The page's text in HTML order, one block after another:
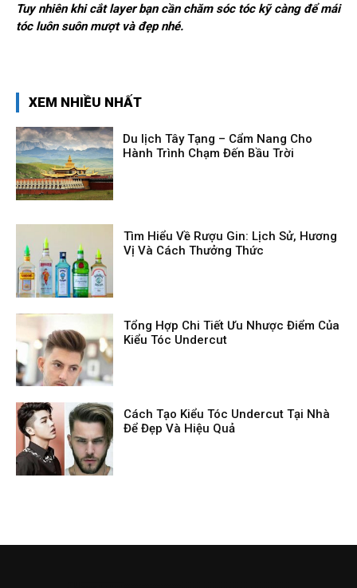
Tuy nhiên khi cắt layer bạn cần chăm sóc tóc kỹ càng để mái
tóc luôn suôn mượt và đẹp nhé.
XEM NHIỀU NHẤT
Du lịch Tây Tạng – Cẩm Nang Cho
Hành Trình Chạm Đến Bầu Trời
Tìm Hiểu Về Rượu Gin: Lịch Sử, Hương
Vị Và Cách Thưởng Thức
Tổng Hợp Chi Tiết Ưu Nhược Điểm Của
Kiểu Tóc Undercut
Cách Tạo Kiểu Tóc Undercut Tại Nhà
Để Đẹp Và Hiệu Quả